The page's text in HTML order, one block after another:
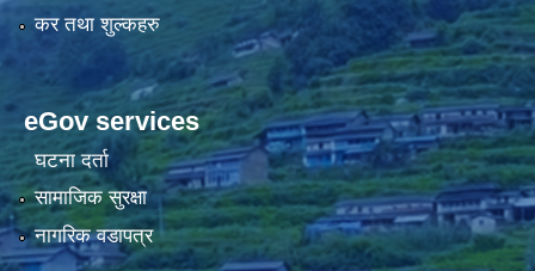
कर तथा शुल्कहरु
eGov services
घटना दर्ता
सामाजिक सुरक्षा
नागरिक वडापत्र